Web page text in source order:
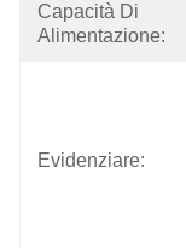
Capacità Di
Alimentazione:
Evidenziare: